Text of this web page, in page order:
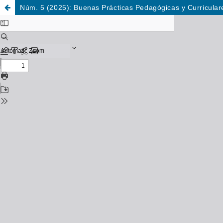
Núm. 5 (2025): Buenas Prácticas Pedagógicas y